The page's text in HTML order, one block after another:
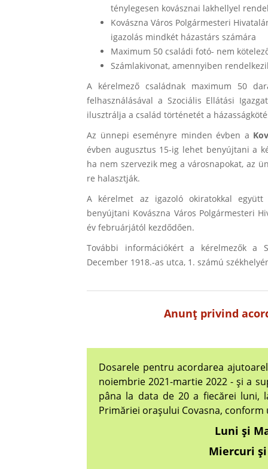
ténylegesen kovásznai lakhellyel
Kovászna Város Polgármesteri
igazolás mindkét házastárs számára
Maximum 50 családi fotó- nem
Számlakivonat, amennyiben
A kérelmező családnak maximum 50
felhasználásával a Szociális Ellátási
ilusztrálja a család történetét a
Az ünnepi eseményre minden évben a
évben augusztus 15-ig lehet benyújtani a
ha nem szervezik meg a városnapokat, az
re halasztják.
A kérelmet az igazoló okiratokkal
benyújtani Kovászna Város Polgármesteri
év februárjától kezdődően.
További információkért a kérelmezők a
December 1918.-as utca, 1. számú
Anunţ privind
Dosarele pentru acordarea
noiembrie 2021-martie 2022 - şi a
pâna la data de 20 a fiecărei luni,
Primăriei oraşului Covasna,
Luni şi
Miercuri